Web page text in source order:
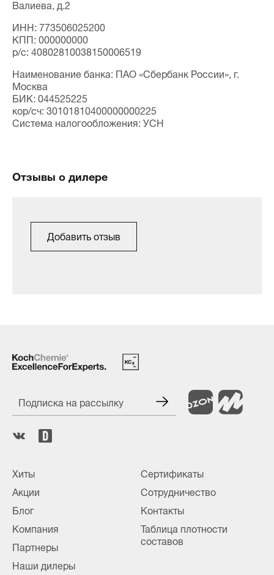
Валиева, д.2
ИНН: 773506025200
КПП: 000000000
p/c: 40802810038150006519
Наименование банка: ПАО «Сбербанк России», г.
Москва
БИК: 044525225
кор/сч: 30101810400000000225
Система налогообложения: УСН
Отзывы о дилере
Добавить отзыв
Подписка на рассылку
Хиты
Акции
Блог
Компания
Партнеры
Наши дилеры
Сертификаты
Сотрудничество
Контакты
Таблица плотности
составов